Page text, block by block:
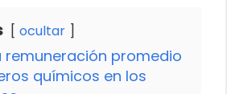
ocultar
remuneración promedio
químicos en los